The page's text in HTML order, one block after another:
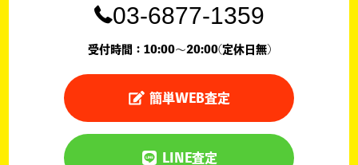
03-6877-1359
受付時間：10:00〜20:00(定休日無)
簡単WEB査定
LINE査定